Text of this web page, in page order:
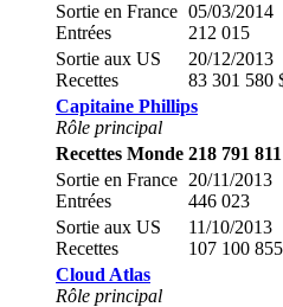
Sortie en France
Entrées
05/03/2014
212 015
Sortie aux US
Recettes
20/12/2013
83 301 580
Capitaine Phillips
Rôle principal
Recettes Monde 218 791
Sortie en France
Entrées
20/11/2013
446 023
Sortie aux US
Recettes
11/10/2013
107 100
Cloud Atlas
Rôle principal